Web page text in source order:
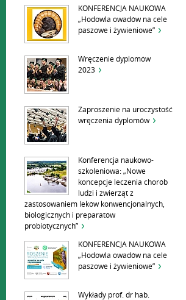
KONFERENCJA NAUKOWA
„Hodowla owadów na cele
paszowe i żywieniowe”
Wręczenie dyplomów
2023
Zaproszenie na uroczystość
wręczenia dyplomów
Konferencja naukowo-
szkoleniowa: „Nowe
koncepcje leczenia chorób
ludzi i zwierząt z
zastosowaniem leków konwencjonalnych,
biologicznych i preparatów
probiotycznych”
KONFERENCJA NAUKOWA
„Hodowla owadów na cele
paszowe i żywieniowe”
Wykłady prof. dr hab.